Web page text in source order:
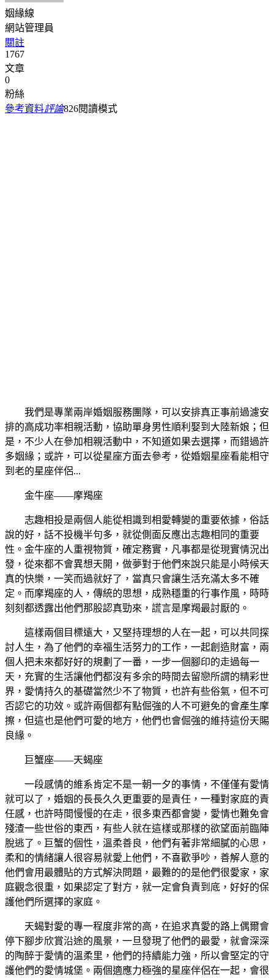
姻緣線
網站管理員
關註
1767
文章
0
粉絲
參考資料評論826閱讀模式
我們是專業兩岸婚姻服務團隊，可以安排真正事前過濾安
排的高成功率相親活動，協助單身男性順利娶到大陸新娘；但
是，不少人在參加相親活動中，不知道如果去選擇，而錯過許
多姻緣；或許，可以從星座方面去參考，從婚姻星座看能相守
到老的星座伴侶...
金牛座——摩羯座
志趣相投是兩個人能從相識到相愛轉變的重要依據，俗話
說的好，話不投機半句多，就從側面反應出志趣相同的重要
性。金牛座的人重視物質，確定務實，凡事都是從現實情況出
發，從來都不會異想天開，做夢對于他們來說只能是小時候天
真的快樂，一笑而過就好了，當真只會讓生活充滿太多不確
定。而摩羯座的人，傳統的思想，成熟穩重的行事作風，時時
刻刻都透露出他們那股認真勁來，謊言是摩羯最討厭的。
這樣兩個目標遠大，又堅持理想的人在一起，可以共同探
討人生，為了他們的幸福生活努力的工作，一起創造財富，兩
個人把未來都好好的規劃了一番，一步一個腳印的走過每一
天，充實的生活讓他們都沒有多余的時間去留戀所謂的精彩世
界，愛情持久的基礎當然少不了物質，也許有些俗氣，但不可
否認它的功效。或許兩個都有點倔強的人不可避免的會產生摩
擦，但這也是他們可愛的地方，他們也會倔強的維持這份天賜
良緣。
巨蟹座——天蝎座
一段感情的維系肯定不是一朝一夕的事情，不僅僅有愛情
就可以了，婚姻的長長久久更重要的是責任，一種對家庭的責
任感，也許時間慢慢的在走，很多東西都會變，愛情也難免會
殘渣一些世俗的東西，有些人就在這樣或那樣的欲望面前臨陣
脫逃了。巨蟹的個性，溫柔善良，他們有著非常細膩的心思，
柔和的情緒讓人很容易就愛上他們，不喜歡爭吵，善解人意的
他們會用最體貼的方式解決問題，最難的的是他們很愛家，家
庭觀念很重，如果認定了對方，就一定會負責到底，好好的保
護他們所選擇的家庭。
天蝎對愛的專一程度非常的高，在追求真愛的路上偶爾會
停下腳步欣賞沿途的風景，一旦發現了他們的最愛，就會深深
的陶醉于愛情的溫柔里，他們的持續能力強，所以會堅定的守
護他們的愛情城堡。兩個適應力極強的星座伴侶在一起，會很